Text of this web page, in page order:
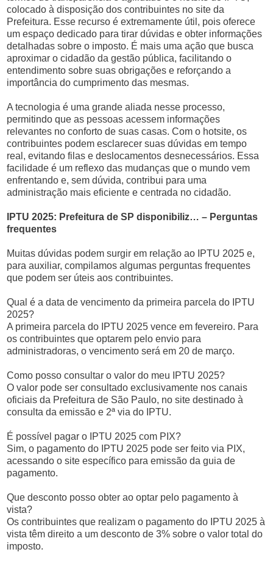
colocado à disposição dos contribuintes no site da
Prefeitura. Esse recurso é extremamente útil, pois oferece
um espaço dedicado para tirar dúvidas e obter informações
detalhadas sobre o imposto. É mais uma ação que busca
aproximar o cidadão da gestão pública, facilitando o
entendimento sobre suas obrigações e reforçando a
importância do cumprimento das mesmas.
A tecnologia é uma grande aliada nesse processo,
permitindo que as pessoas acessem informações
relevantes no conforto de suas casas. Com o hotsite, os
contribuintes podem esclarecer suas dúvidas em tempo
real, evitando filas e deslocamentos desnecessários. Essa
facilidade é um reflexo das mudanças que o mundo vem
enfrentando e, sem dúvida, contribui para uma
administração mais eficiente e centrada no cidadão.
IPTU 2025: Prefeitura de SP disponibiliz… – Perguntas
frequentes
Muitas dúvidas podem surgir em relação ao IPTU 2025 e,
para auxiliar, compilamos algumas perguntas frequentes
que podem ser úteis aos contribuintes.
Qual é a data de vencimento da primeira parcela do IPTU
2025?
A primeira parcela do IPTU 2025 vence em fevereiro. Para
os contribuintes que optarem pelo envio para
administradoras, o vencimento será em 20 de março.
Como posso consultar o valor do meu IPTU 2025?
O valor pode ser consultado exclusivamente nos canais
oficiais da Prefeitura de São Paulo, no site destinado à
consulta da emissão e 2ª via do IPTU.
É possível pagar o IPTU 2025 com PIX?
Sim, o pagamento do IPTU 2025 pode ser feito via PIX,
acessando o site específico para emissão da guia de
pagamento.
Que desconto posso obter ao optar pelo pagamento à
vista?
Os contribuintes que realizam o pagamento do IPTU 2025 à
vista têm direito a um desconto de 3% sobre o valor total do
imposto.